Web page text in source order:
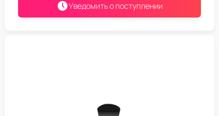
Уведомить о поступлении